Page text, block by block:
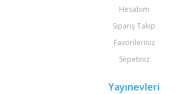
Hesabım
Sipariş Takip
Favorileriniz
Sepetiniz
Yayınevleri